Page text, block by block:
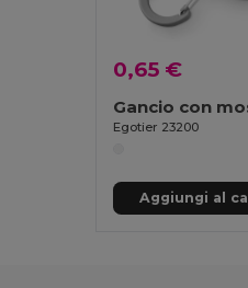
0,65 €
Gancio con
Egotier 23200
Aggiungi al